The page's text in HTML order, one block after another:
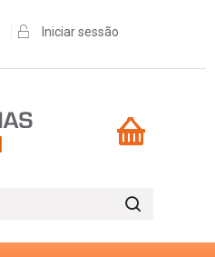
Iniciar sessão